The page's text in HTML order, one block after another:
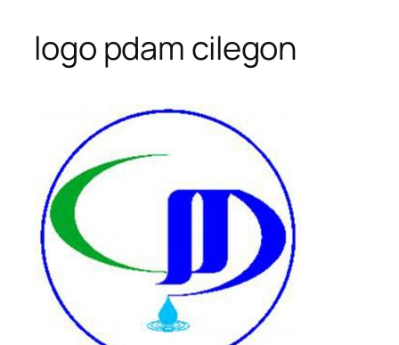
logo pdam cilegon